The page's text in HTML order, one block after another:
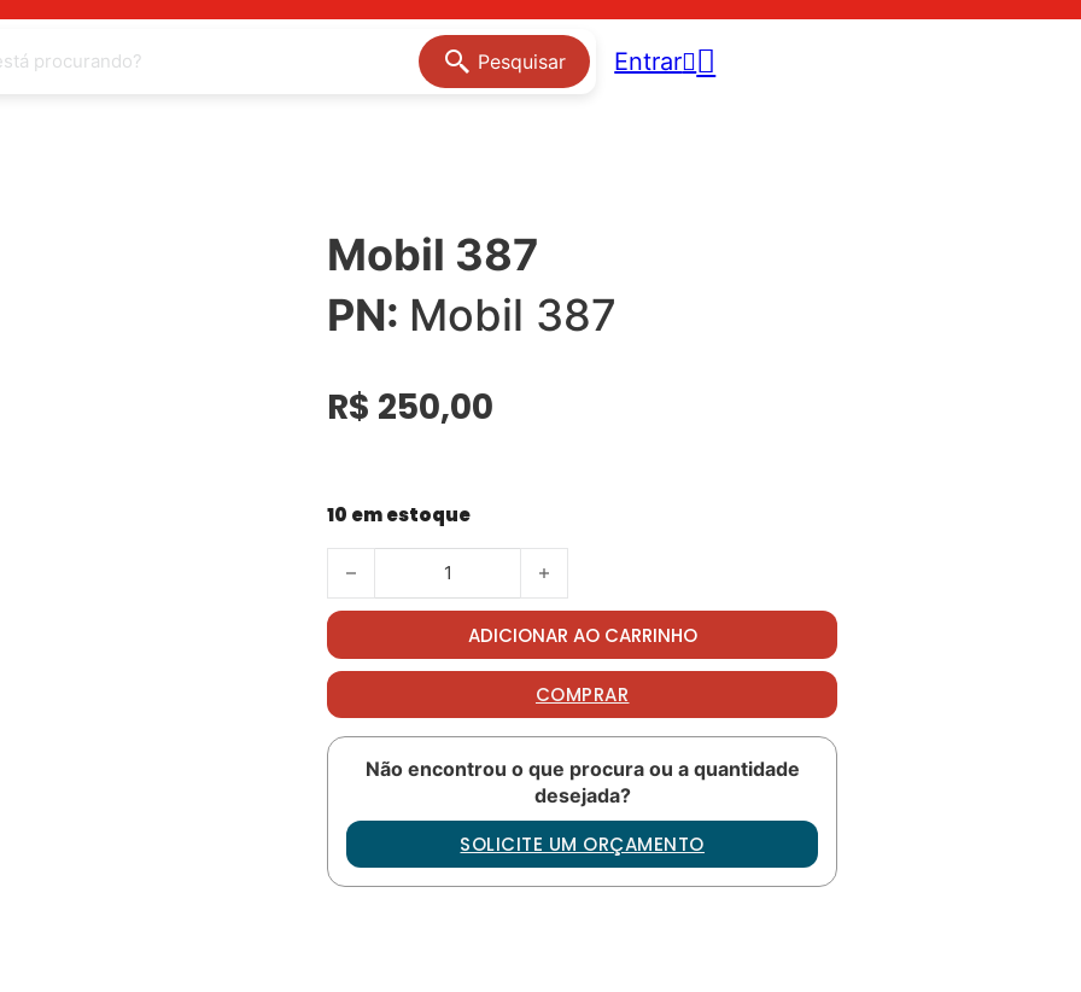
Pesquisar Entrar
Mobil 387
PN: Mobil 387
R$ 250,00
10 em estoque
Mobil 387 quantidade
ADICIONAR AO CARRINHO
COMPRAR
Não encontrou o que procura ou a quantidade
desejada?
SOLICITE UM ORÇAMENTO